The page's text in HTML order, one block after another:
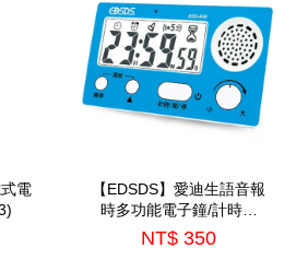
電
【EDSDS】愛迪生語音報
時多功能電子鐘/計時器
(EDS-A56)
NT$ 350